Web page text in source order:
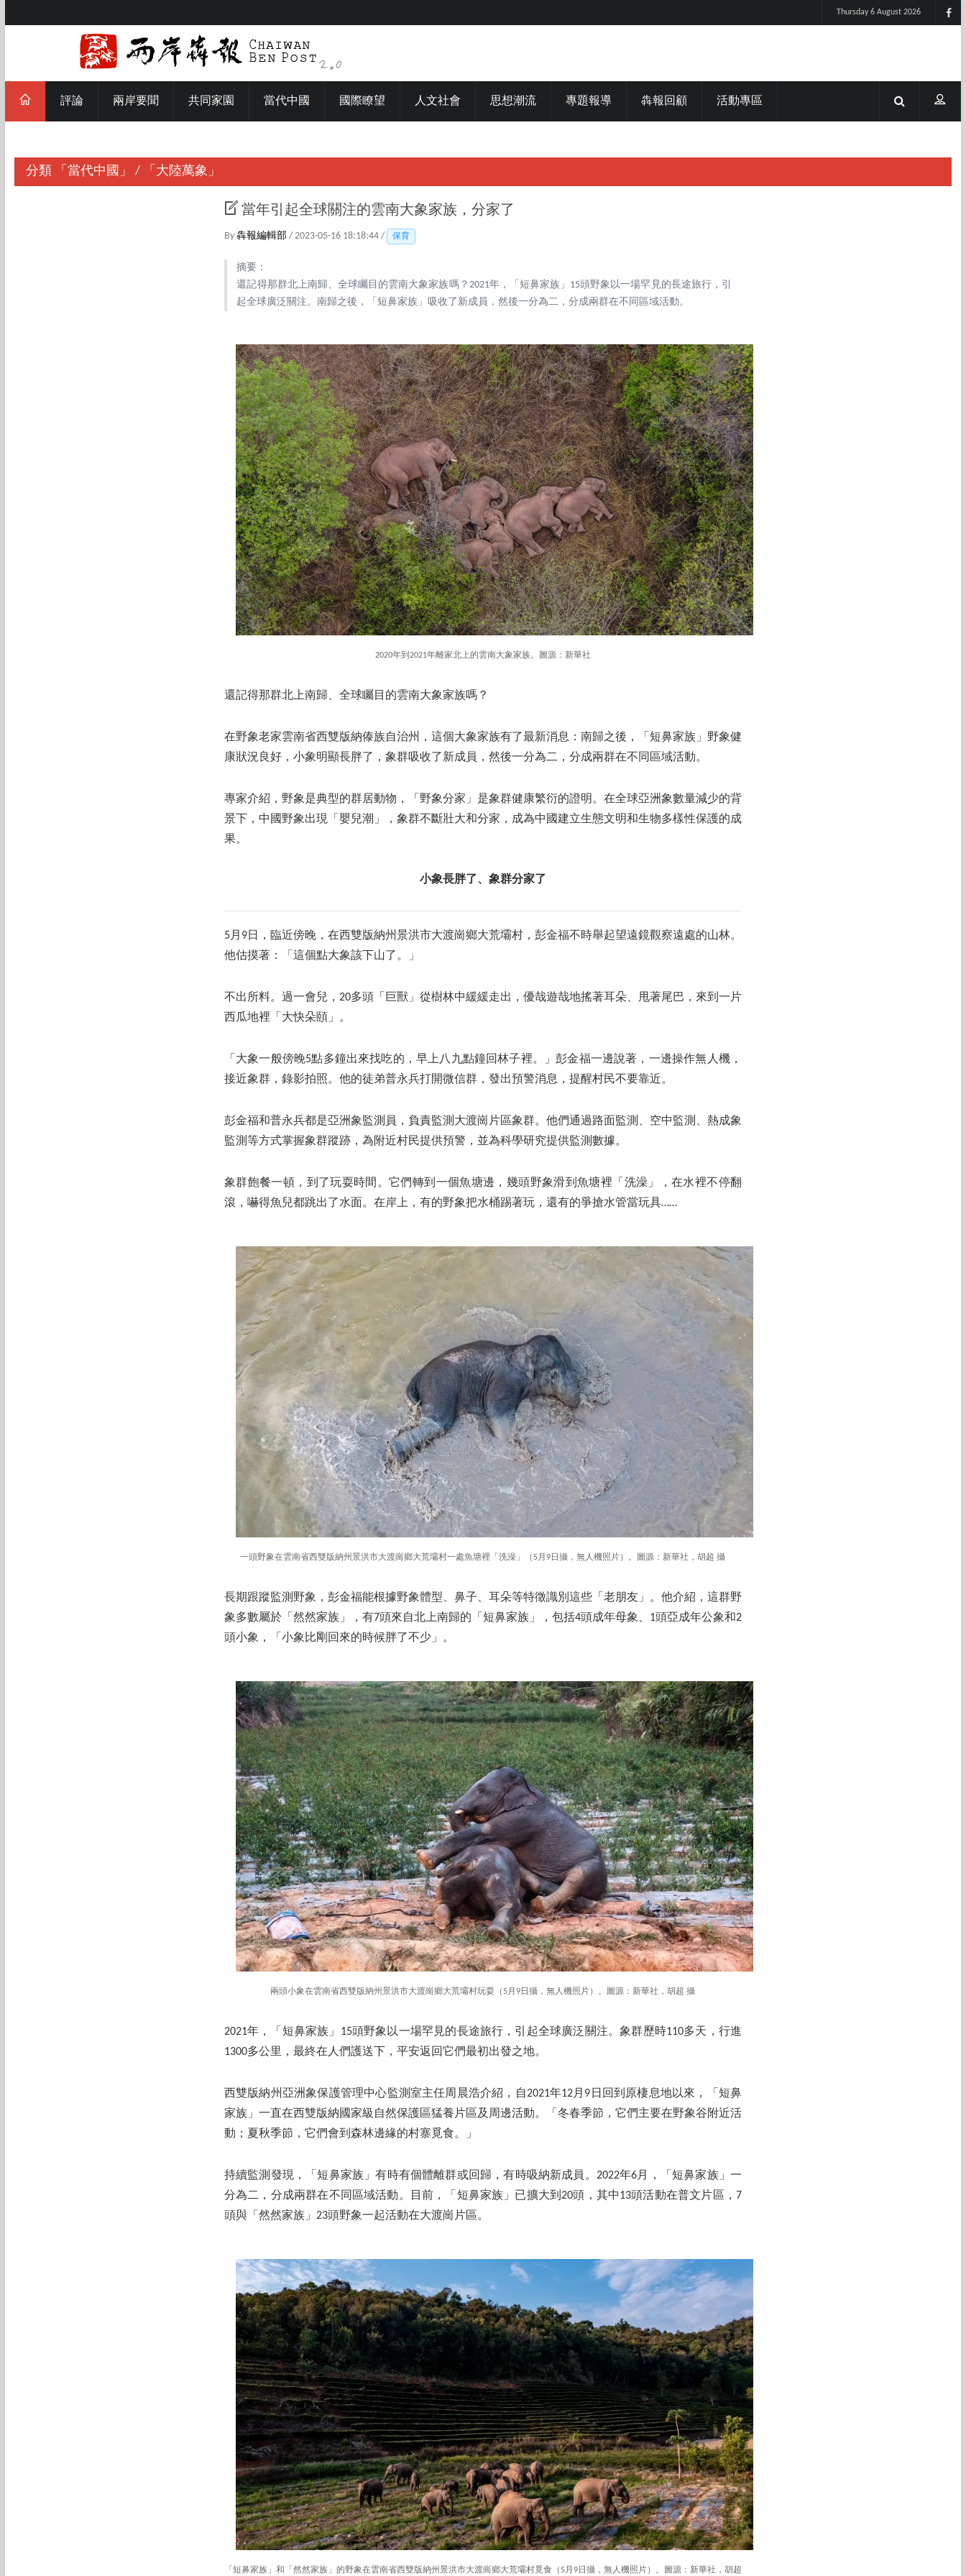
Thursday 6 August 2026
評論 兩岸要聞 共同家園 當代中國 國際瞭望 人文社會 思想潮流 專題報導 犇報回顧 活動專區
分類 「當代中國」 / 「大陸萬象」
當年引起全球關注的雲南大象家族，分家了
By 犇報編輯部 / 2023-05-16 18:18:44 / 保育
摘要：
還記得那群北上南歸、全球矚目的雲南大象家族嗎？2021年，「短鼻家族」15頭野象以一場罕見的長途旅行，引
起全球廣泛關注。南歸之後，「短鼻家族」吸收了新成員，然後一分為二，分成兩群在不同區域活動。
2020年到2021年離家北上的雲南大象家族。圖源：新華社
還記得那群北上南歸、全球矚目的雲南大象家族嗎？
在野象老家雲南省西雙版納傣族自治州，這個大象家族有了最新消息：南歸之後，「短鼻家族」野象健
康狀況良好，小象明顯長胖了，象群吸收了新成員，然後一分為二，分成兩群在不同區域活動。
專家介紹，野象是典型的群居動物，「野象分家」是象群健康繁衍的證明。在全球亞洲象數量減少的背
景下，中國野象出現「嬰兒潮」，象群不斷壯大和分家，成為中國建立生態文明和生物多樣性保護的成
果。
小象長胖了、象群分家了
5月9日，臨近傍晚，在西雙版納州景洪市大渡崗鄉大荒壩村，彭金福不時舉起望遠鏡觀察遠處的山林。
他估摸著：「這個點大象該下山了。」
不出所料。過一會兒，20多頭「巨獸」從樹林中緩緩走出，優哉遊哉地搖著耳朵、甩著尾巴，來到一片
西瓜地裡「大快朵頤」。
「大象一般傍晚5點多鐘出來找吃的，早上八九點鐘回林子裡。」彭金福一邊說著，一邊操作無人機，
接近象群，錄影拍照。他的徒弟普永兵打開微信群，發出預警消息，提醒村民不要靠近。
彭金福和普永兵都是亞洲象監測員，負責監測大渡崗片區象群。他們通過路面監測、空中監測、熱成象
監測等方式掌握象群蹤跡，為附近村民提供預警，並為科學研究提供監測數據。
象群飽餐一頓，到了玩耍時間。它們轉到一個魚塘邊，幾頭野象滑到魚塘裡「洗澡」，在水裡不停翻
滾，嚇得魚兒都跳出了水面。在岸上，有的野象把水桶踢著玩，還有的爭搶水管當玩具……
一頭野象在雲南省西雙版納州景洪市大渡崗鄉大荒壩村一處魚塘裡「洗澡」（5月9日攝，無人機照片）。圖源：新華社，胡超 攝
長期跟蹤監測野象，彭金福能根據野象體型、鼻子、耳朵等特徵識別這些「老朋友」。他介紹，這群野
象多數屬於「然然家族」，有7頭來自北上南歸的「短鼻家族」，包括4頭成年母象、1頭亞成年公象和2
頭小象，「小象比剛回來的時候胖了不少」。
兩頭小象在雲南省西雙版納州景洪市大渡崗鄉大荒壩村玩耍（5月9日攝，無人機照片）。圖源：新華社，胡超 攝
2021年，「短鼻家族」15頭野象以一場罕見的長途旅行，引起全球廣泛關注。象群歷時110多天，行進
1300多公里，最終在人們護送下，平安返回它們最初出發之地。
西雙版納州亞洲象保護管理中心監測室主任周晨浩介紹，自2021年12月9日回到原棲息地以來，「短鼻
家族」一直在西雙版納國家級自然保護區猛養片區及周邊活動。「冬春季節，它們主要在野象谷附近活
動；夏秋季節，它們會到森林邊緣的村寨覓食。」
持續監測發現，「短鼻家族」有時有個體離群或回歸，有時吸納新成員。2022年6月，「短鼻家族」一
分為二，分成兩群在不同區域活動。目前，「短鼻家族」已擴大到20頭，其中13頭活動在普文片區，7
頭與「然然家族」23頭野象一起活動在大渡崗片區。
「短鼻家族」和「然然家族」的野象在雲南省西雙版納州景洪市大渡崗鄉大荒壩村覓食（5月9日攝，無人機照片）。圖源：新華社，胡超